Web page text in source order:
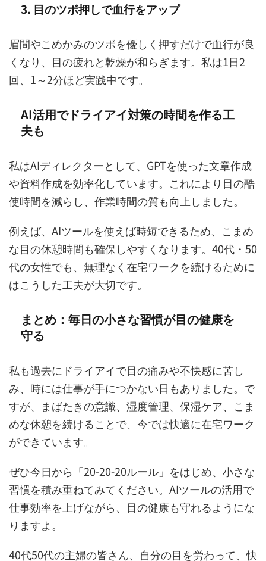
3. 目のツボ押しで血行をアップ
眉間やこめかみのツボを優しく押すだけで血行が良
くなり、目の疲れと乾燥が和らぎます。私は1日2
回、1～2分ほど実践中です。
AI活用でドライアイ対策の時間を作る工
夫も
私はAIディレクターとして、GPTを使った文章作成
や資料作成を効率化しています。これにより目の酷
使時間を減らし、作業時間の質も向上しました。
例えば、AIツールを使えば時短できるため、こまめ
な目の休憩時間も確保しやすくなります。40代・50
代の女性でも、無理なく在宅ワークを続けるために
はこうした工夫が大切です。
まとめ：毎日の小さな習慣が目の健康を
守る
私も過去にドライアイで目の痛みや不快感に苦し
み、時には仕事が手につかない日もありました。で
すが、まばたきの意識、湿度管理、保湿ケア、こま
めな休憩を続けることで、今では快適に在宅ワーク
ができています。
ぜひ今日から「20-20-20ルール」をはじめ、小さな
習慣を積み重ねてみてください。AIツールの活用で
仕事効率を上げながら、目の健康も守れるようにな
りますよ。
40代50代の主婦の皆さん、自分の目を労わって、快